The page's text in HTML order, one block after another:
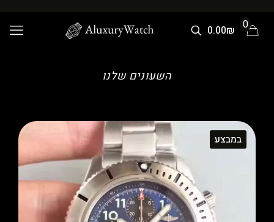
0
0.00₪
השעונים שלנו
במבצע